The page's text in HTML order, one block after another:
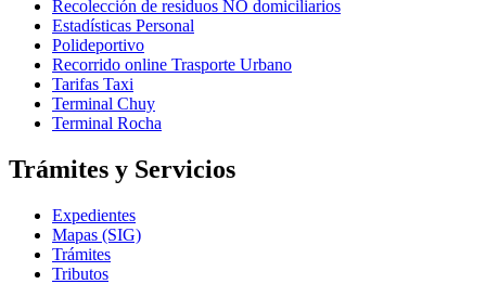
Recolección de residuos NO domiciliarios
Estadísticas Personal
Polideportivo
Recorrido online Trasporte Urbano
Tarifas Taxi
Terminal Chuy
Terminal Rocha
Trámites y Servicios
Expedientes
Mapas (SIG)
Trámites
Tributos